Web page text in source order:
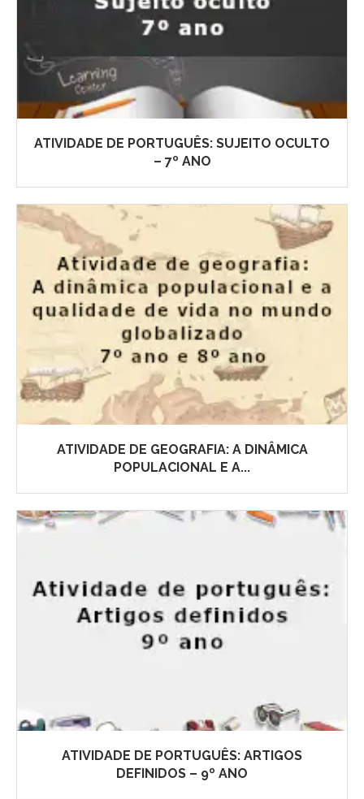
ATIVIDADE DE PORTUGUÊS: SUJEITO OCULTO
– 7º ANO
ATIVIDADE DE GEOGRAFIA: A DINÂMICA
POPULACIONAL E A...
ATIVIDADE DE PORTUGUÊS: ARTIGOS
DEFINIDOS – 9º ANO